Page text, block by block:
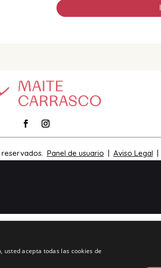
Panel de usuario | Aviso Legal |
acepta todas las cookies de